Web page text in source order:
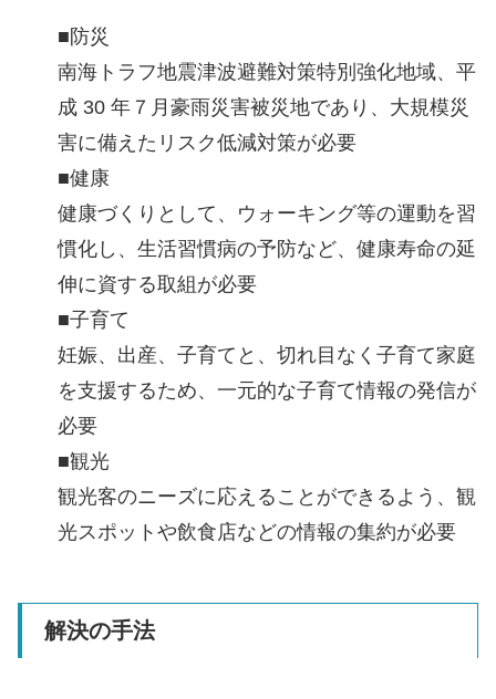
■防災
南海トラフ地震津波避難対策特別強化地域、平
成 30 年７月豪雨災害被災地であり、大規模災
害に備えたリスク低減対策が必要
■健康
健康づくりとして、ウォーキング等の運動を習
慣化し、生活習慣病の予防など、健康寿命の延
伸に資する取組が必要
■子育て
妊娠、出産、子育てと、切れ目なく子育て家庭
を支援するため、一元的な子育て情報の発信が
必要
■観光
観光客のニーズに応えることができるよう、観
光スポットや飲食店などの情報の集約が必要
解決の手法